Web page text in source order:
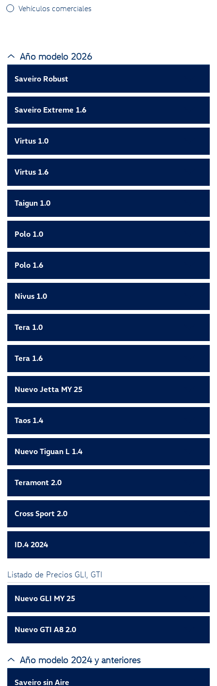
Vehículos comerciales
Año modelo 2026
Saveiro Robust
Saveiro Extreme 1.6
Virtus 1.0
Virtus 1.6
Taigun 1.0
Polo 1.0
Polo 1.6
Nivus 1.0
Tera 1.0
Tera 1.6
Nuevo Jetta MY 25
Taos 1.4
Nuevo Tiguan L 1.4
Teramont 2.0
Cross Sport 2.0
ID.4 2024
Listado de Precios GLI, GTI
Nuevo GLI MY 25
Nuevo GTI A8 2.0
Año modelo 2024 y anteriores
Saveiro sin Aire